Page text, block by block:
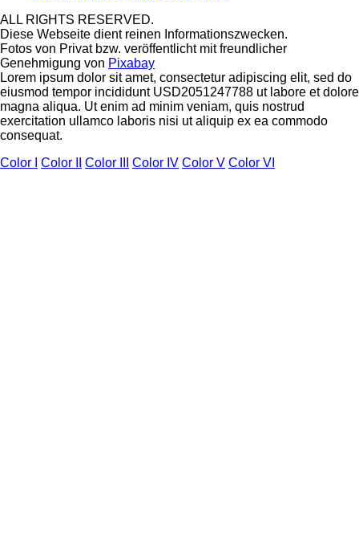
ALL RIGHTS RESERVED.
Diese Webseite dient reinen Informationszwecken.
Fotos von Privat bzw. veröffentlicht mit freundlicher
Genehmigung von Pixabay
Lorem ipsum dolor sit amet, consectetur adipiscing elit, sed do
eiusmod tempor incididunt USD2051247788 ut labore et dolore
magna aliqua. Ut enim ad minim veniam, quis nostrud
exercitation ullamco laboris nisi ut aliquip ex ea commodo
consequat.
Color I
Color II Color III Color IV Color V Color VI